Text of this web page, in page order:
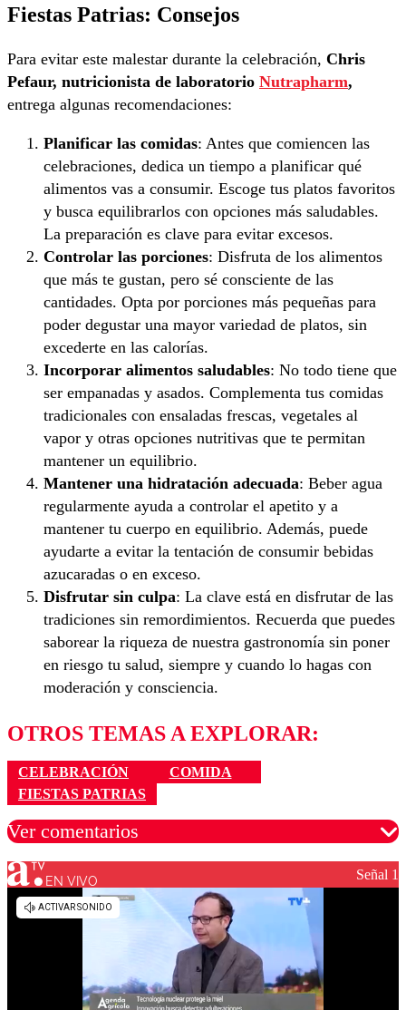
Fiestas Patrias: Consejos
Para evitar este malestar durante la celebración, Chris
Pefaur, nutricionista de laboratorio Nutrapharm,
entrega algunas recomendaciones:
Planificar las comidas: Antes que comiencen las
celebraciones, dedica un tiempo a planificar qué
alimentos vas a consumir. Escoge tus platos favoritos
y busca equilibrarlos con opciones más saludables.
La preparación es clave para evitar excesos.
Controlar las porciones: Disfruta de los alimentos
que más te gustan, pero sé consciente de las
cantidades. Opta por porciones más pequeñas para
poder degustar una mayor variedad de platos, sin
excederte en las calorías.
Incorporar alimentos saludables: No todo tiene que
ser empanadas y asados. Complementa tus comidas
tradicionales con ensaladas frescas, vegetales al
vapor y otras opciones nutritivas que te permitan
mantener un equilibrio.
Mantener una hidratación adecuada: Beber agua
regularmente ayuda a controlar el apetito y a
mantener tu cuerpo en equilibrio. Además, puede
ayudarte a evitar la tentación de consumir bebidas
azucaradas o en exceso.
Disfrutar sin culpa: La clave está en disfrutar de las
tradiciones sin remordimientos. Recuerda que puedes
saborear la riqueza de nuestra gastronomía sin poner
en riesgo tu salud, siempre y cuando lo hagas con
moderación y consciencia.
OTROS TEMAS A EXPLORAR:
CELEBRACIÓN
COMIDA
FIESTAS PATRIAS
Ver comentarios
Los comentarios son moderados para garantizar un
diálogo respetuoso.
EN VIVO Señal 1